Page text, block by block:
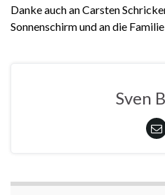
Danke auch an Carsten
Sonnenschirm und an die
Sven